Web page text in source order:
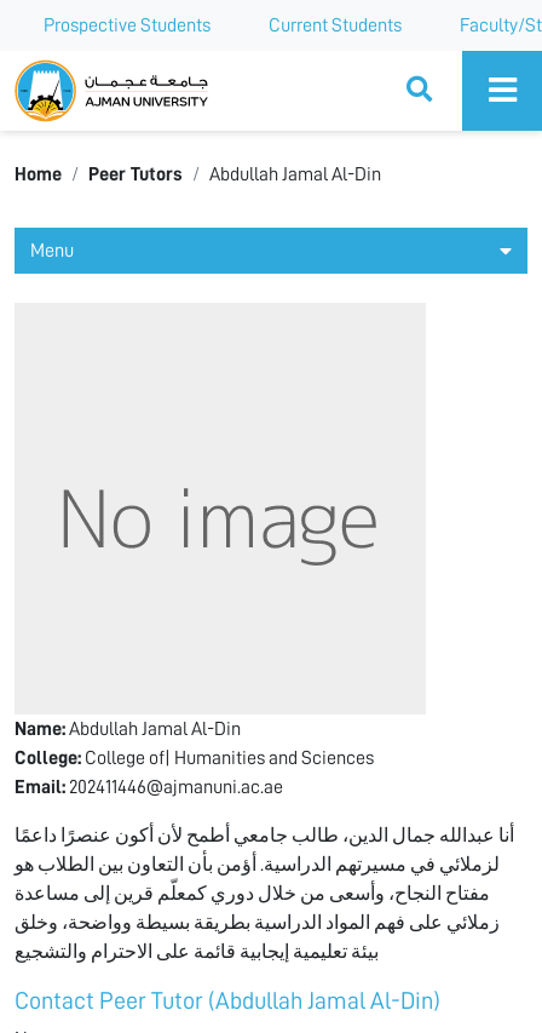
Prospective Students Current Students Faculty/
Ajman University
Home Peer Tutors Abdullah Jamal Al-Din
Menu
Name:Abdullah Jamal Al-Din
College: College of| Humanities and Sciences
Email: 202411446@ajmanuni.ac.ae
أنا عبدالله جمال الدين، طالب جامعي أطمح لأن أكون عنصرًا داعمًا
لزملائي في مسيرتهم الدراسية. أؤمن بأن التعاون بين الطلاب هو
مفتاح النجاح، وأسعى من خلال دوري كمعلّم قرين إلى مساعدة
زملائي على فهم المواد الدراسية بطريقة بسيطة وواضحة، وخلق
بيئة تعليمية إيجابية قائمة على الاحترام والتشجيع
Contact Peer Tutor (Abdullah Jamal Al-Din)